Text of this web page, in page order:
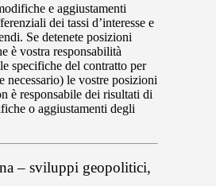
e aggiustamenti
dei tassi d’interesse e
Se detenete posizioni
è vostra responsabilità
specifiche del contratto per
necessario) le vostre posizioni
è responsabile dei risultati di
o aggiustamenti degli
– sviluppi geopolitici,